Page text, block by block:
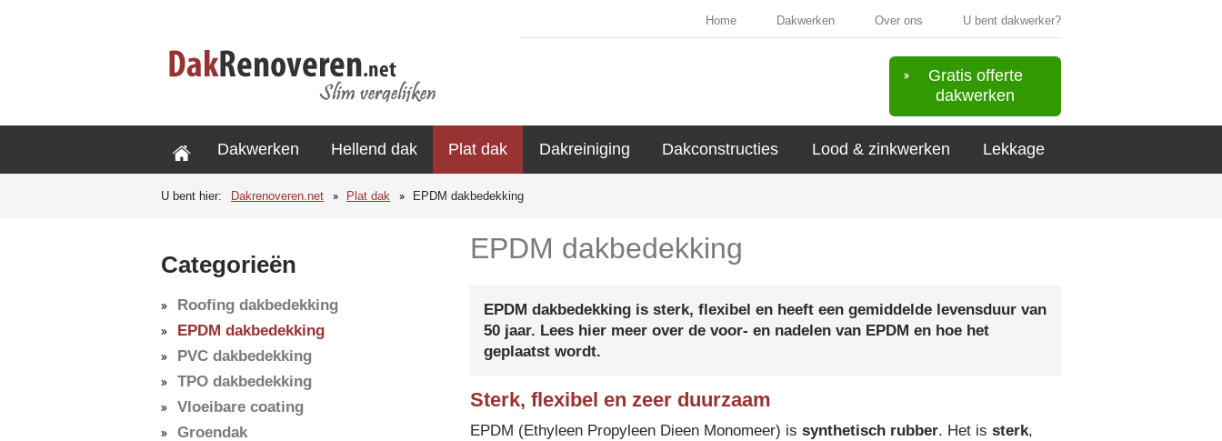
Home Dakwerken Over ons U bent dakwerker?
Gratis offerte
dakwerken
Dakwerken Hellend dak Plat dak Dakreiniging Dakconstructies Lood & zinkwerken Lekkage
U bent hier: Dakrenoveren.net Plat dak EPDM dakbedekking
EPDM dakbedekking
EPDM dakbedekking is sterk, flexibel en heeft een gemiddelde levensduur van
50 jaar. Lees hier meer over de voor- en nadelen van EPDM en hoe het
geplaatst wordt.
Sterk, flexibel en zeer duurzaam
EPDM (Ethyleen Propyleen Dieen Monomeer) is synthetisch rubber. Het is sterk,
Categorieën
Roofing dakbedekking
EPDM dakbedekking
PVC dakbedekking
TPO dakbedekking
Vloeibare coating
Groendak